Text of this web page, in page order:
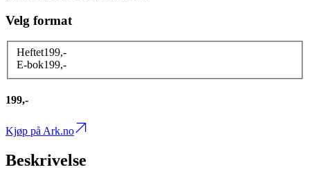
Velg format
Heftet199,-
E-bok199,-
199,-
Kjøp på Ark.no
Beskrivelse